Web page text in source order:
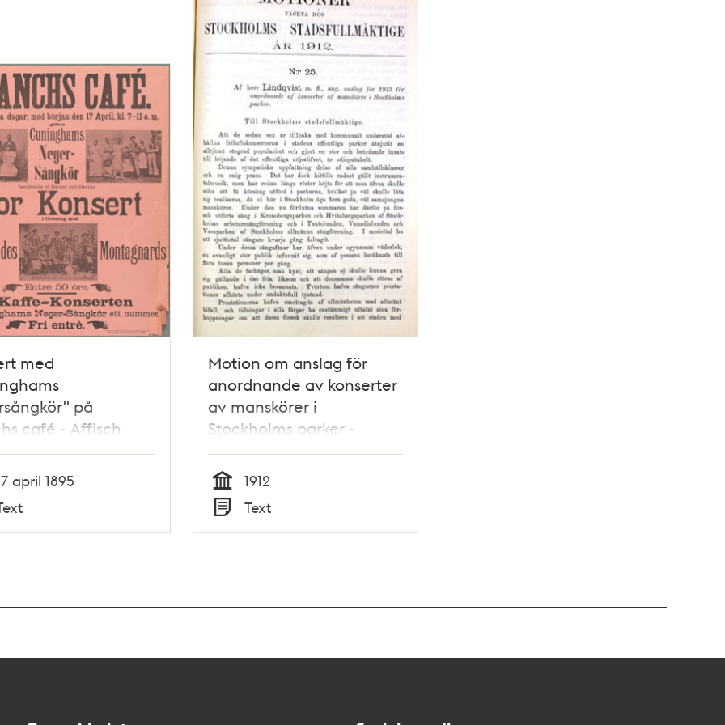
med
på
café - Affisch
april 1895
Motion om anslag för
anordnande av konserter
av manskörer i
Stockholms parker -
Stadsfullmäktige 1912
Tid
1912
Typ
Text